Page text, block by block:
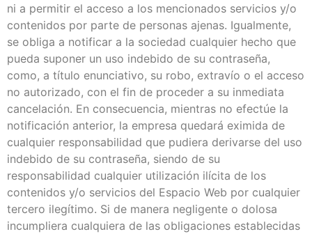
ni a permitir el acceso a los mencionados servicios y/o
contenidos por parte de personas ajenas. Igualmente,
se obliga a notificar a la sociedad cualquier hecho que
pueda suponer un uso indebido de su contraseña,
como, a título enunciativo, su robo, extravío o el acceso
no autorizado, con el fin de proceder a su inmediata
cancelación. En consecuencia, mientras no efectúe la
notificación anterior, la empresa quedará eximida de
cualquier responsabilidad que pudiera derivarse del uso
indebido de su contraseña, siendo de su
responsabilidad cualquier utilización ilícita de los
contenidos y/o servicios del Espacio Web por cualquier
tercero ilegítimo. Si de manera negligente o dolosa
incumpliera cualquiera de las obligaciones establecidas